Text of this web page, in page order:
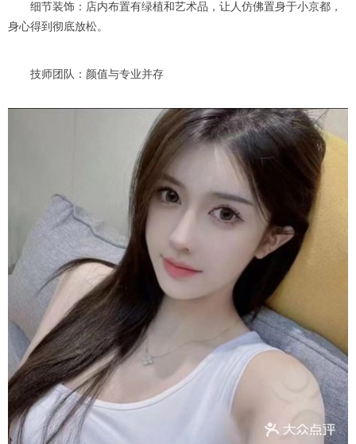
细节装饰：店内布置有绿植和艺术品，让人仿佛置身于小京都，
身心得到彻底放松。
技师团队：颜值与专业并存